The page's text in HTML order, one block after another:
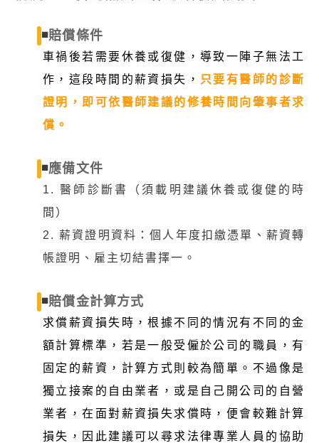
◾賠償條件
車禍後若需要休養或復健，導致一陣子無法工
作，這段時間的薪資損失， 只要有醫師的診斷
證明，即可依醫師建議的修養時間向肇事者求
償。
◾應備文件
1. 醫師診斷書（須載明建議休養或復健的時
間）
2. 薪資證明資料：個人年度扣繳憑單、薪資轉
帳證明、雇主切結書擇一。
◾賠償金計算方式
求償薪資損失時，根據不同的情況有不同的金
額計算標準，若是一般受僱於公司的職員，有
固定的薪資，計算方式則較為簡單。不過像是
獨立接案的自由業者，或是自己開公司的自營
業者，在面對薪資損失求償時，便會較難計算
損失，因此建議可以尋求法律專業人員的協助